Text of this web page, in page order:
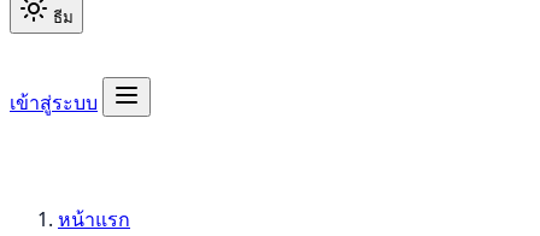
ธีม
เข้าสู่ระบบ
หน้าแรก